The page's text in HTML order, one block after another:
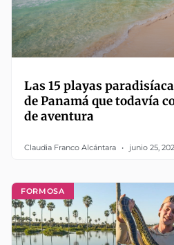
Las 15 playas
de Panamá que todavía
de aventura
Claudia Franco Alcántara junio 25,
FORMOSA